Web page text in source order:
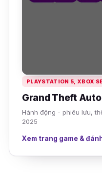
PLAYSTATION 5, XBOX
Grand Theft
Hành động - phiêu lưu,
2025
Xem trang game &